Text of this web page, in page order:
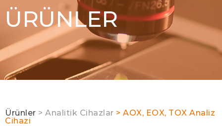
ÜRÜNLER
Ürünler > Analitik Cihazlar > AOX, EOX, TOX Analiz
Cihazi